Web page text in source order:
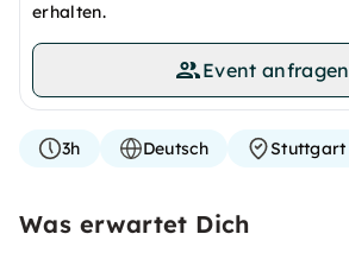
erhalten.
Event anfragen
3h Deutsch Stuttgart
Was erwartet Dich